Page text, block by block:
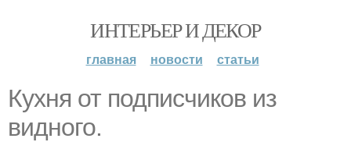
ИНТЕРЬЕР И ДЕКОР
главная новости статьи
Кухня от подписчиков из
видного.